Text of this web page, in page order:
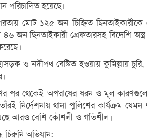
পরিচালিত হয়েছে।
মোট ১২৫ জন চিহ্নিত
জন ছিনতাইকারী গ্রেফতারসহ বিদেশি
ও নদীপথ বেষ্টিত হওয়ায় কুমিল্লায়
পর থেকেই অপরাধের ধরন ও মূল
নির্দেশনায় থানা পুলিশের কার্যক্রম যেমন
আরও বেশি কৌশলী ও গতিশীল।
চিরুনি অভিযান: